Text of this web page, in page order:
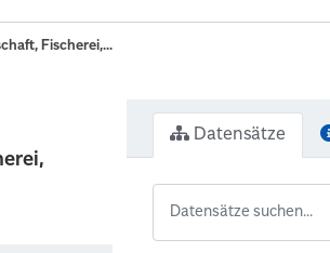
Fischerei,...
Datensätze